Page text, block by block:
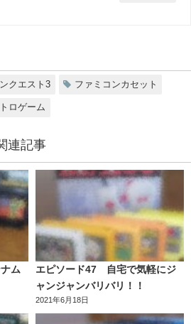
クエスト3 ファミコンカセット
ロゲーム
連記事
ム
エピソード47 自宅で気軽にジ
ャンジャンバリバリ！！
2021年6月18日